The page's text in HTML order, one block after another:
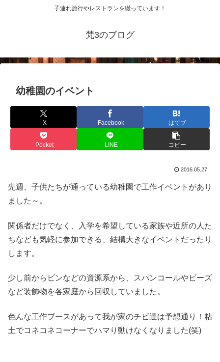
子連れ旅行やレストランを綴っています！
梵3のブログ
幼稚園のイベント
X Facebook はてブ
Pocket LINE コピー
2016.05.27
先週、子供たちが通っている幼稚園で工作イベントがあり
ました～。
関係者だけでなく、入学を希望している家族や近所の人た
ちなども気軽に参加できる、結構大きなイベントだったり
します。
少し前からビンなどの資源系から、スパンコールやビーズ
など装飾物を各家庭から回収していました。
色んな工作ブースがあって我が家のチビ達は予想通り！粘
土でコネコネコーナーでハマり動けなくなりました(笑)